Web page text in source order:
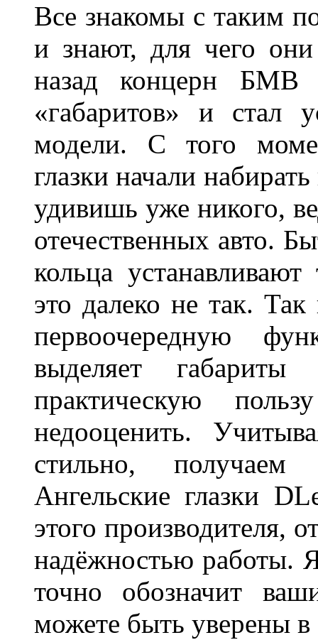
Все знакомы с таким
и знают, для чего
назад концерн БМВ
«габаритов» и стал
модели. С того
глазки начали
удивишь уже никого,
отечественных авто.
кольца
это далеко не так. Так
первоочередную
выделяет
практическую
недооценить.
стильно,
Ангельские глазки
этого производителя,
надёжностью работы.
точно обозначит
можете быть уверены